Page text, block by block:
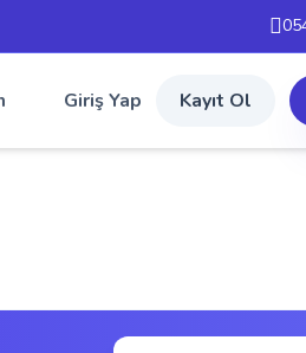
Giriş Yap Kayıt Ol